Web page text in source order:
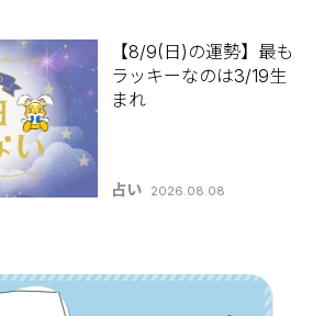
【8/9(日)の運勢】最も
ラッキーなのは3/19生
まれ
占い 2026.08.08